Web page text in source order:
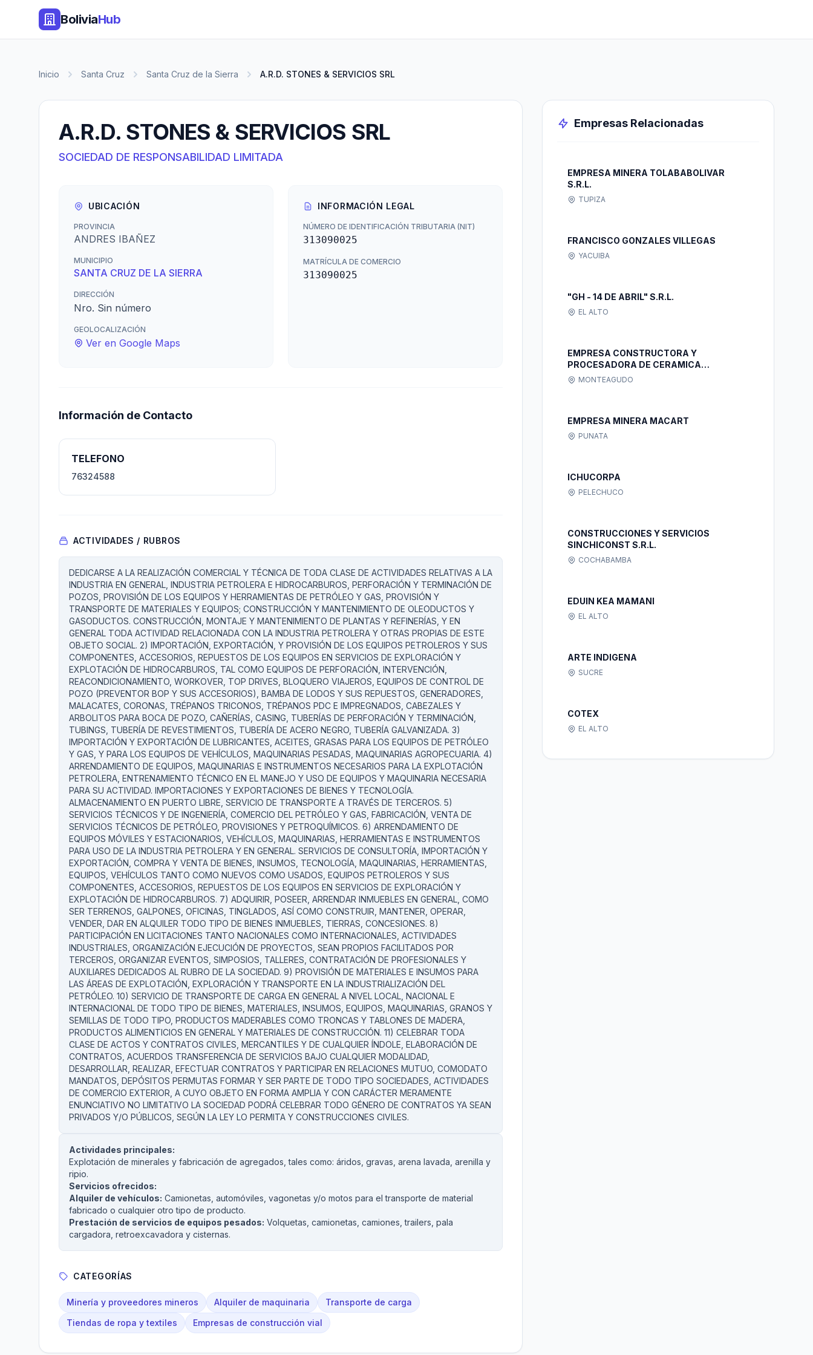
BoliviaHub
Inicio Santa Cruz Santa Cruz de la Sierra A.R.D. STONES & SERVICIOS SRL
A.R.D. STONES & SERVICIOS SRL
SOCIEDAD DE RESPONSABILIDAD LIMITADA
UBICACIÓN
PROVINCIA
ANDRES IBAÑEZ
MUNICIPIO
SANTA CRUZ DE LA SIERRA
DIRECCIÓN
Nro. Sin número
GEOLOCALIZACIÓN
Ver en Google Maps
INFORMACIÓN LEGAL
NÚMERO DE IDENTIFICACIÓN TRIBUTARIA (NIT)
313090025
MATRÍCULA DE COMERCIO
313090025
Información de Contacto
TELEFONO
76324588
ACTIVIDADES / RUBROS
DEDICARSE A LA REALIZACIÓN COMERCIAL Y TÉCNICA DE TODA CLASE DE ACTIVIDADES RELATIVAS A LA
INDUSTRIA EN GENERAL, INDUSTRIA PETROLERA E HIDROCARBUROS, PERFORACIÓN Y TERMINACIÓN DE
POZOS, PROVISIÓN DE LOS EQUIPOS Y HERRAMIENTAS DE PETRÓLEO Y GAS, PROVISIÓN Y
TRANSPORTE DE MATERIALES Y EQUIPOS; CONSTRUCCIÓN Y MANTENIMIENTO DE OLEODUCTOS Y
GASODUCTOS. CONSTRUCCIÓN, MONTAJE Y MANTENIMIENTO DE PLANTAS Y REFINERÍAS, Y EN
GENERAL TODA ACTIVIDAD RELACIONADA CON LA INDUSTRIA PETROLERA Y OTRAS PROPIAS DE ESTE
OBJETO SOCIAL. 2) IMPORTACIÓN, EXPORTACIÓN, Y PROVISIÓN DE LOS EQUIPOS PETROLEROS Y SUS
COMPONENTES, ACCESORIOS, REPUESTOS DE LOS EQUIPOS EN SERVICIOS DE EXPLORACIÓN Y
EXPLOTACIÓN DE HIDROCARBUROS, TAL COMO EQUIPOS DE PERFORACIÓN, INTERVENCIÓN,
REACONDICIONAMIENTO, WORKOVER, TOP DRIVES, BLOQUERO VIAJEROS, EQUIPOS DE CONTROL DE
POZO (PREVENTOR BOP Y SUS ACCESORIOS), BAMBA DE LODOS Y SUS REPUESTOS, GENERADORES,
MALACATES, CORONAS, TRÉPANOS TRICONOS, TRÉPANOS PDC E IMPREGNADOS, CABEZALES Y
ARBOLITOS PARA BOCA DE POZO, CAÑERÍAS, CASING, TUBERÍAS DE PERFORACIÓN Y TERMINACIÓN,
TUBINGS, TUBERÍA DE REVESTIMIENTOS, TUBERÍA DE ACERO NEGRO, TUBERÍA GALVANIZADA. 3)
IMPORTACIÓN Y EXPORTACIÓN DE LUBRICANTES, ACEITES, GRASAS PARA LOS EQUIPOS DE PETRÓLEO
Y GAS, Y PARA LOS EQUIPOS DE VEHÍCULOS, MAQUINARIAS PESADAS, MAQUINARIAS AGROPECUARIA. 4)
ARRENDAMIENTO DE EQUIPOS, MAQUINARIAS E INSTRUMENTOS NECESARIOS PARA LA EXPLOTACIÓN
PETROLERA, ENTRENAMIENTO TÉCNICO EN EL MANEJO Y USO DE EQUIPOS Y MAQUINARIA NECESARIA
PARA SU ACTIVIDAD. IMPORTACIONES Y EXPORTACIONES DE BIENES Y TECNOLOGÍA.
ALMACENAMIENTO EN PUERTO LIBRE, SERVICIO DE TRANSPORTE A TRAVÉS DE TERCEROS. 5)
SERVICIOS TÉCNICOS Y DE INGENIERÍA, COMERCIO DEL PETRÓLEO Y GAS, FABRICACIÓN, VENTA DE
SERVICIOS TÉCNICOS DE PETRÓLEO, PROVISIONES Y PETROQUÍMICOS. 6) ARRENDAMIENTO DE
EQUIPOS MÓVILES Y ESTACIONARIOS, VEHÍCULOS, MAQUINARIAS, HERRAMIENTAS E INSTRUMENTOS
PARA USO DE LA INDUSTRIA PETROLERA Y EN GENERAL. SERVICIOS DE CONSULTORÍA, IMPORTACIÓN Y
EXPORTACIÓN, COMPRA Y VENTA DE BIENES, INSUMOS, TECNOLOGÍA, MAQUINARIAS, HERRAMIENTAS,
EQUIPOS, VEHÍCULOS TANTO COMO NUEVOS COMO USADOS, EQUIPOS PETROLEROS Y SUS
COMPONENTES, ACCESORIOS, REPUESTOS DE LOS EQUIPOS EN SERVICIOS DE EXPLORACIÓN Y
EXPLOTACIÓN DE HIDROCARBUROS. 7) ADQUIRIR, POSEER, ARRENDAR INMUEBLES EN GENERAL, COMO
SER TERRENOS, GALPONES, OFICINAS, TINGLADOS, ASÍ COMO CONSTRUIR, MANTENER, OPERAR,
VENDER, DAR EN ALQUILER TODO TIPO DE BIENES INMUEBLES, TIERRAS, CONCESIONES. 8)
PARTICIPACIÓN EN LICITACIONES TANTO NACIONALES COMO INTERNACIONALES, ACTIVIDADES
INDUSTRIALES, ORGANIZACIÓN EJECUCIÓN DE PROYECTOS, SEAN PROPIOS FACILITADOS POR
TERCEROS, ORGANIZAR EVENTOS, SIMPOSIOS, TALLERES, CONTRATACIÓN DE PROFESIONALES Y
AUXILIARES DEDICADOS AL RUBRO DE LA SOCIEDAD. 9) PROVISIÓN DE MATERIALES E INSUMOS PARA
LAS ÁREAS DE EXPLOTACIÓN, EXPLORACIÓN Y TRANSPORTE EN LA INDUSTRIALIZACIÓN DEL
PETRÓLEO. 10) SERVICIO DE TRANSPORTE DE CARGA EN GENERAL A NIVEL LOCAL, NACIONAL E
INTERNACIONAL DE TODO TIPO DE BIENES, MATERIALES, INSUMOS, EQUIPOS, MAQUINARIAS, GRANOS Y
SEMILLAS DE TODO TIPO, PRODUCTOS MADERABLES COMO TRONCAS Y TABLONES DE MADERA,
PRODUCTOS ALIMENTICIOS EN GENERAL Y MATERIALES DE CONSTRUCCIÓN. 11) CELEBRAR TODA
CLASE DE ACTOS Y CONTRATOS CIVILES, MERCANTILES Y DE CUALQUIER ÍNDOLE, ELABORACIÓN DE
CONTRATOS, ACUERDOS TRANSFERENCIA DE SERVICIOS BAJO CUALQUIER MODALIDAD,
DESARROLLAR, REALIZAR, EFECTUAR CONTRATOS Y PARTICIPAR EN RELACIONES MUTUO, COMODATO
MANDATOS, DEPÓSITOS PERMUTAS FORMAR Y SER PARTE DE TODO TIPO SOCIEDADES, ACTIVIDADES
DE COMERCIO EXTERIOR, A CUYO OBJETO EN FORMA AMPLIA Y CON CARÁCTER MERAMENTE
ENUNCIATIVO NO LIMITATIVO LA SOCIEDAD PODRÁ CELEBRAR TODO GÉNERO DE CONTRATOS YA SEAN
PRIVADOS Y/O PÚBLICOS, SEGÚN LA LEY LO PERMITA Y CONSTRUCCIONES CIVILES.
Actividades principales:
Explotación de minerales y fabricación de agregados, tales como: áridos, gravas, arena lavada, arenilla y
ripio.
Servicios ofrecidos:
Alquiler de vehículos: Camionetas, automóviles, vagonetas y/o motos para el transporte de material
fabricado o cualquier otro tipo de producto.
Prestación de servicios de equipos pesados: Volquetas, camionetas, camiones, trailers, pala
cargadora, retroexcavadora y cisternas.
CATEGORÍAS
Minería y proveedores mineros Alquiler de maquinaria
Transporte de carga
Tiendas de ropa y textiles
Empresas de construcción vial
Empresas Relacionadas
EMPRESA MINERA TOLABABOLIVAR
S.R.L.
TUPIZA
FRANCISCO GONZALES VILLEGAS
YACUIBA
"GH - 14 DE ABRIL" S.R.L.
EL ALTO
EMPRESA CONSTRUCTORA Y
PROCESADORA DE CERAMICA
E.C.O.P.C.E.R. LTDA.
MONTEAGUDO
EMPRESA MINERA MACART
PUNATA
ICHUCORPA
PELECHUCO
CONSTRUCCIONES Y SERVICIOS
SINCHICONST S.R.L.
COCHABAMBA
EDUIN KEA MAMANI
EL ALTO
ARTE INDIGENA
SUCRE
COTEX
EL ALTO